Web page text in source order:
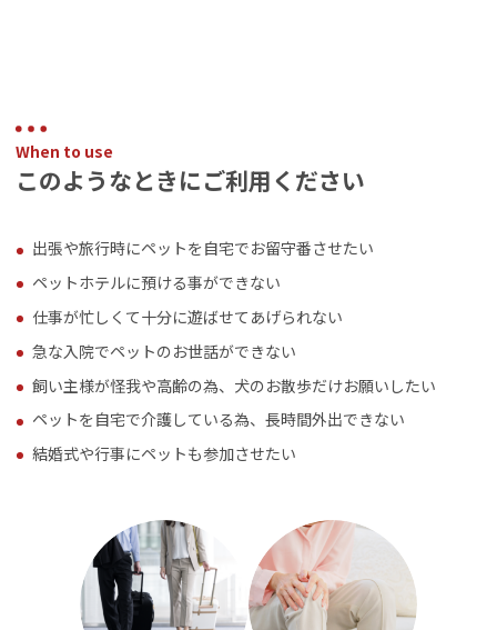
When to use
このようなときにご利用ください
出張や旅行時にペットを自宅でお留守番させたい
ペットホテルに預ける事ができない
仕事が忙しくて十分に遊ばせてあげられない
急な入院でペットのお世話ができない
飼い主様が怪我や高齢の為、犬のお散歩だけお願いしたい
ペットを自宅で介護している為、長時間外出できない
結婚式や行事にペットも参加させたい